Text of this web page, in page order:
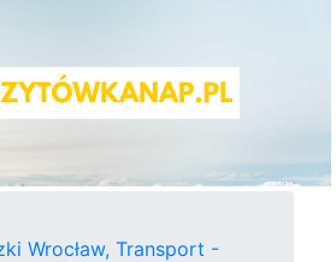
Wrocław, Transport -